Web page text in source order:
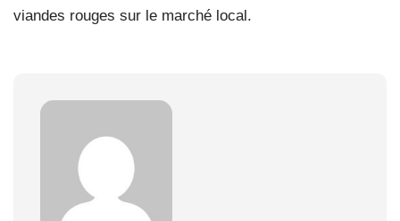
viandes rouges sur le marché local.